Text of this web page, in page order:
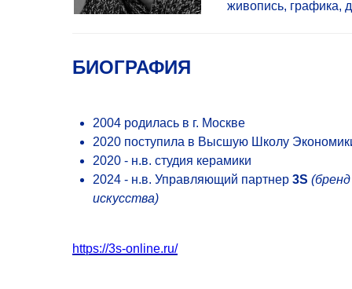
живопись, графика,
БИОГРАФИЯ
2004 родилась в г. Москве
2020 поступила в Высшую Школу
2020 - н.в. студия керамики
2024 - н.в. Управляющий партнер 3S
искусства)
https://3s-online.ru/